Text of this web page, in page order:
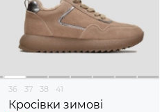
36 37 38 41
Кросівки зимові